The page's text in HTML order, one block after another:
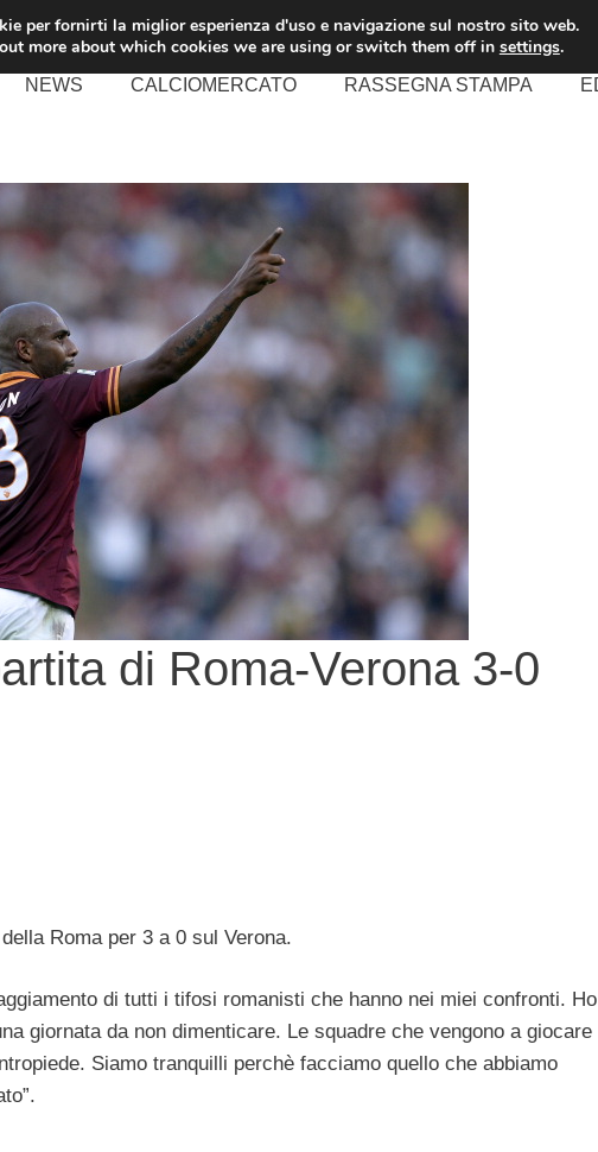
NEWS CALCIOMERCATO RASSEGNA STAMPA
di Roma-Verona 3-0
Roma per 3 a 0 sul Verona.
di tutti i tifosi romanisti che hanno nei miei confronti. Ho
giornata da non dimenticare. Le squadre che vengono a giocare
Siamo tranquilli perchè facciamo quello che abbiamo
per fornirti la miglior esperienza d'uso e navigazione sul nostro sito web.
more about which cookies we are using or switch them off in settings.